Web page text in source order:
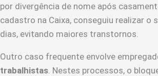
por divergência de nome após
cadastro na Caixa, conseguiu realizar o
dias, evitando maiores transtornos.
Outro caso frequente envolve
trabalhistas . Nestes processos, o